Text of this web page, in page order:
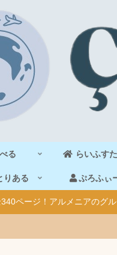
る らいふす
りある ぷろふぃ
340ページ！アルメニアのグ